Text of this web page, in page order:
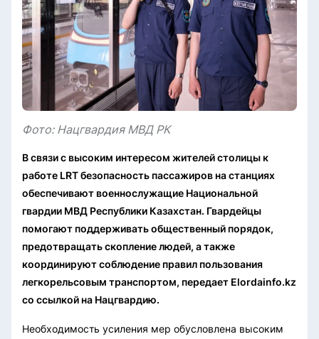
Фото: Нацгвардия МВД РК
В связи с высоким интересом жителей столицы к
работе LRT безопасность пассажиров на станциях
обеспечивают военнослужащие Национальной
гвардии МВД Республики Казахстан. Гвардейцы
помогают поддерживать общественный порядок,
предотвращать скопление людей, а также
координируют соблюдение правил пользования
легкорельсовым транспортом, передает Elordainfo.kz
со ссылкой на Нацгвардию.
Необходимость усиления мер обусловлена высоким